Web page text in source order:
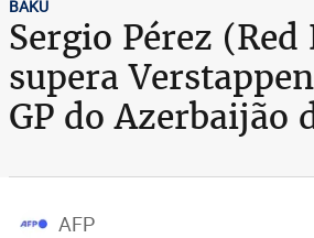
BAKU
Sergio Pérez
supera
GP do Azerbaijão
AFP